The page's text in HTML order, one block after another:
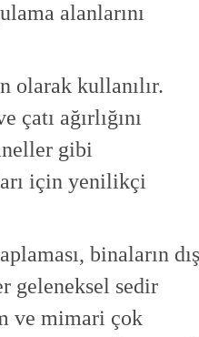
alanlarını
olarak kullanılır.
ağırlığını
gibi
için yenilikçi
binaların dış
geleneksel sedir
ve mimari çok